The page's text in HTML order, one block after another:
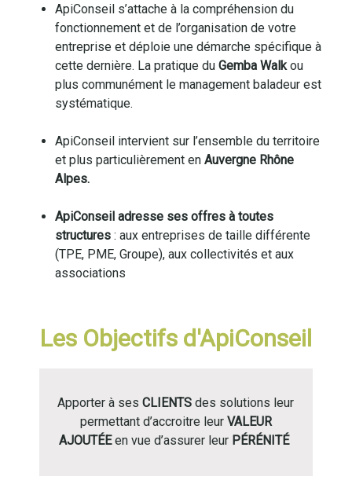
ApiConseil s’attache à la compréhension du
fonctionnement et de l’organisation de votre
entreprise et déploie une démarche spécifique à
cette dernière. La pratique duGemba Walk ou
plus communément le management baladeur est
systématique.
ApiConseil intervient sur l’ensemble du territoire
et plus particulièrement enAuvergne Rhône
Alpes.
ApiConseil adresse ses offres à toutes
structures : aux entreprises de taille différente
(TPE, PME, Groupe), aux collectivités et aux
associations
Les Objectifs d'ApiConseil
Apporter à sesCLIENTS des solutions leur
permettant d’accroitre leur VALEUR
AJOUTÉEen vue d’assurer leur PÉRÉNITÉ